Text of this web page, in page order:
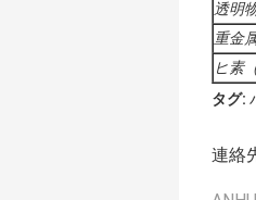
透明
重金
ヒ素
タグ:
連絡